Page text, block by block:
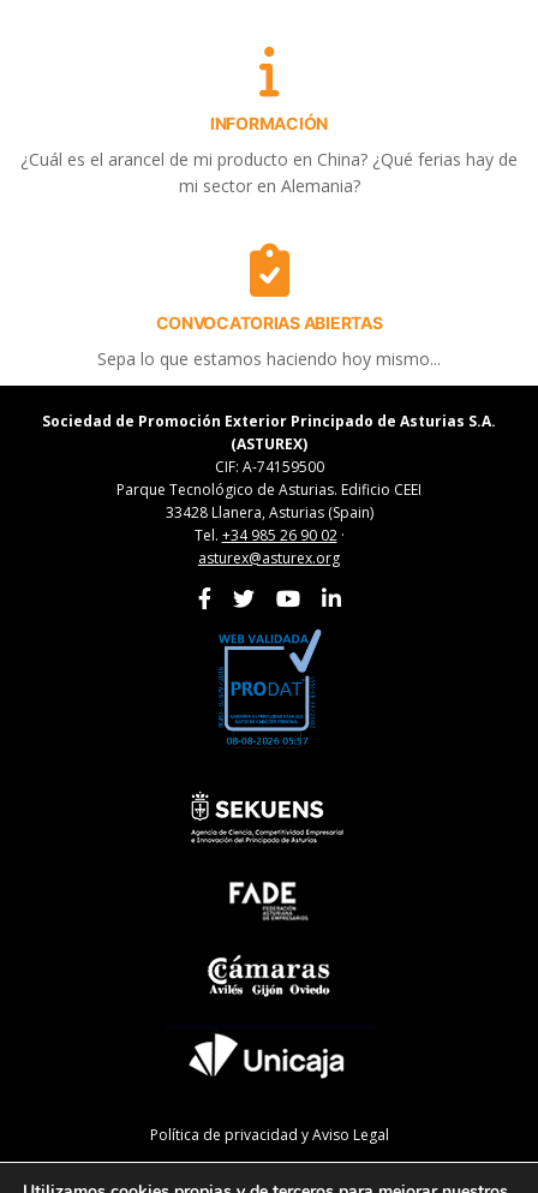
INFORMACIÓN
¿Cuál es el arancel de mi producto en China? ¿Qué ferias hay de
mi sector en Alemania?
CONVOCATORIAS ABIERTAS
Sepa lo que estamos haciendo hoy mismo...
Sociedad de Promoción Exterior Principado de Asturias S.A.
(ASTUREX)
CIF: A-74159500
Parque Tecnológico de Asturias. Edificio CEEI
33428 Llanera, Asturias (Spain)
Tel. +34 985 26 90 02·
asturex@asturex.org
Política de privacidad y Aviso Legal